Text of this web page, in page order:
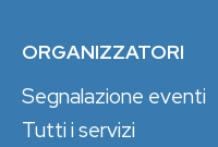
ORGANIZZATORI
Segnalazione eventi
Tutti i servizi